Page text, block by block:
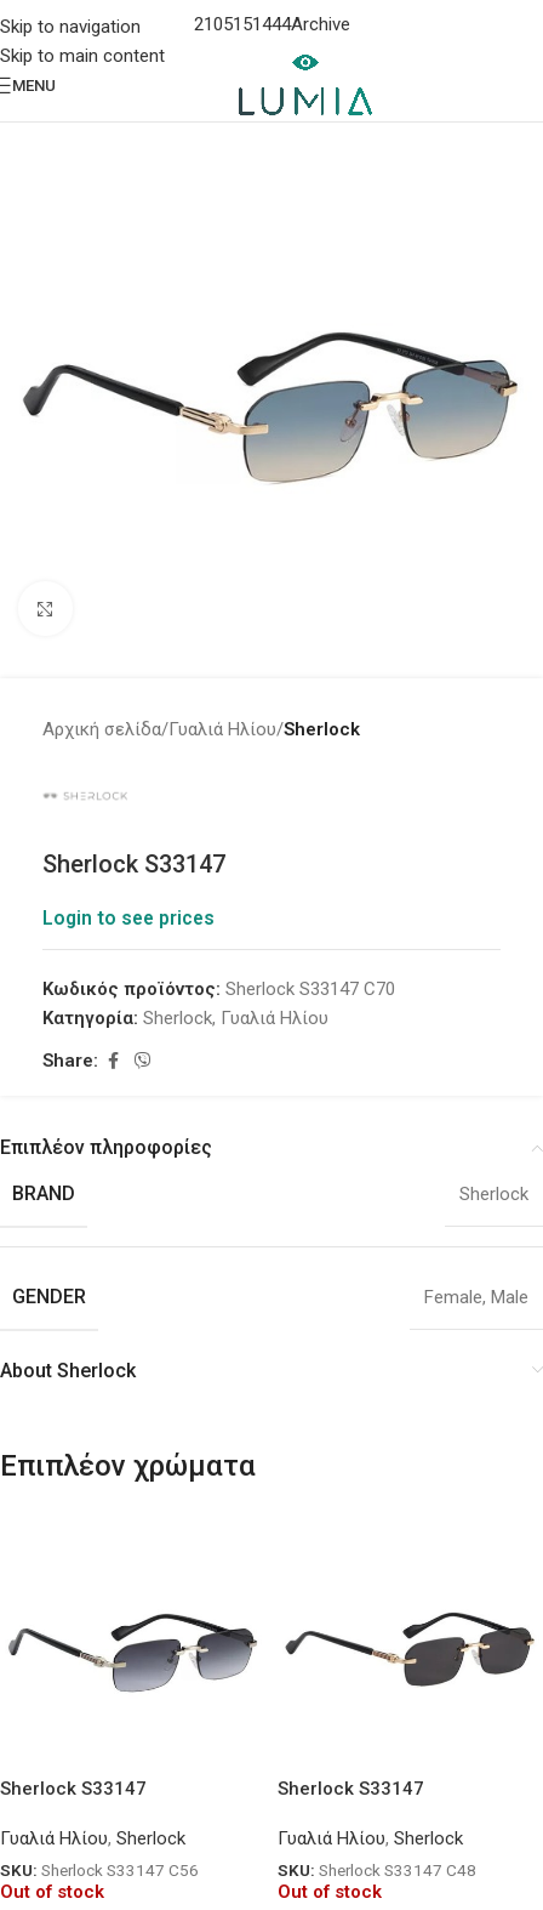
Skip to navigation
Skip to main content
2105151444Archive
MENU
Αρχική σελίδα Γυαλιά Ηλίου Sherlock
Sherlock S33147
Login to see prices
Κωδικός προϊόντος: Sherlock S33147 C70
Κατηγορία: Sherlock, Γυαλιά Ηλίου
Share:
Επιπλέον πληροφορίες
BRAND
Sherlock
GENDER Female, Male
About Sherlock
Επιπλέον χρώματα
Sherlock S33147
Γυαλιά Ηλίου, Sherlock
SKU: Sherlock S33147 C56
Out of stock
Sherlock S33147
Γυαλιά Ηλίου, Sherlock
SKU: Sherlock S33147 C48
Out of stock